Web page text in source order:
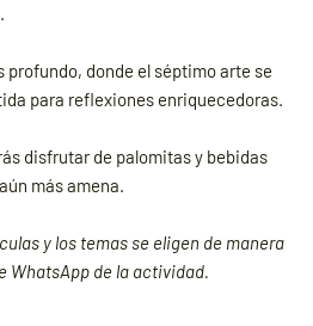
profundo, donde el séptimo arte se
para reflexiones enriquecedoras.
disfrutar de palomitas y bebidas
más amena.
y los temas se eligen de manera
WhatsApp de la actividad.